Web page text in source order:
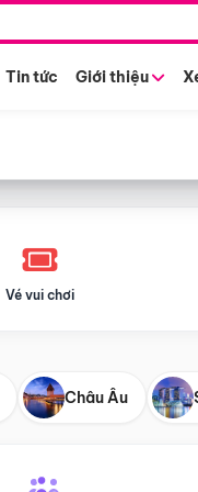
Tin tức Giới thiệu
Vé vui chơi
Châu Âu